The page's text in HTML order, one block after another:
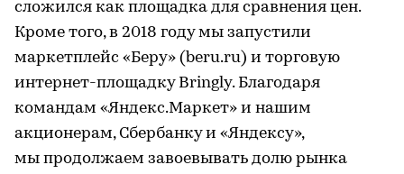
сложился как площадка для сравнения цен.
Кроме того, в 2018 году мы запустили
маркетплейс «Беру» (beru.ru) и торговую
интернет-площадку Bringly. Благодаря
командам «Яндекс.Маркет» и нашим
акционерам, Сбербанку и «Яндексу»,
мы продолжаем завоевывать долю рынка